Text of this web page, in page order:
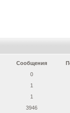
Сообщения
0
1
1
3946